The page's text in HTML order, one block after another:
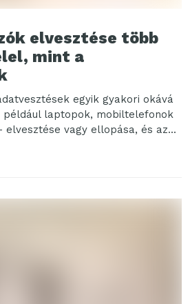
elvesztése több
mint a
egyik gyakori okává
laptopok, mobiltelefonok
vagy ellopása, és az...